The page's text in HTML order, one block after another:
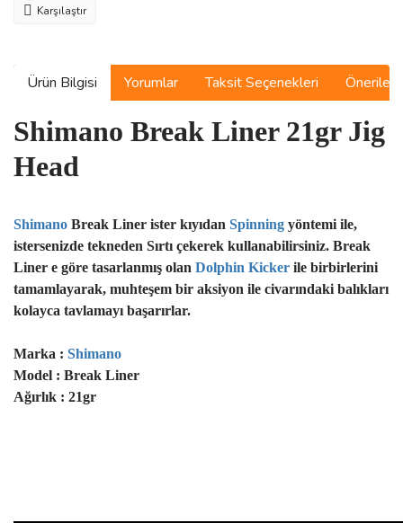
Karşılaştır
Ürün Bilgisi Yorumlar Taksit Seçenekleri
Shimano Break Liner 21gr Jig
Head
Shimano Break Liner ister kıyıdan Spinning yöntemi ile,
istersenizde tekneden Sırtı çekerek kullanabilirsiniz. Break
Liner e göre tasarlanmış olan Dolphin Kicker ile birbirlerini
tamamlayarak, muhteşem bir aksiyon ile civarındaki balıkları
kolayca tavlamayı başarırlar.
Marka : Shimano
Model : Break Liner
Ağırlık : 21gr